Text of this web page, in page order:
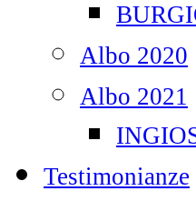
Albo 2020
Albo 2021
Testimonianze